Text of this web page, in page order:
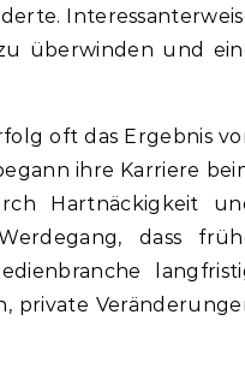
überwinden und
oft das Ergebnis
ihre Karriere
Hartnäckigkeit
dass
private